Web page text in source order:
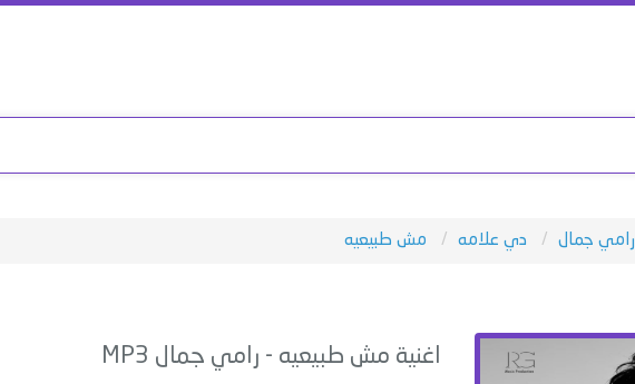
رامي جمال دي علامه ⁠⁠مش طبيعيه
اغنية ⁠⁠مش طبيعيه - رامي جمال